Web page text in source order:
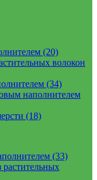
(20)
волокон
(34)
наполнителем
(18)
(33)